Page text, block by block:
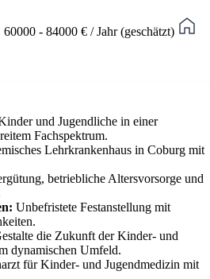
60000 - 84000 € / Jahr (geschätzt)
und Jugendliche in einer
Fachspektrum.
Lehrkrankenhaus in Coburg mit
betriebliche Altersvorsorge und
Unbefristete Festanstellung mit
die Zukunft der Kinder- und
dynamischen Umfeld.
für Kinder- und Jugendmedizin mit